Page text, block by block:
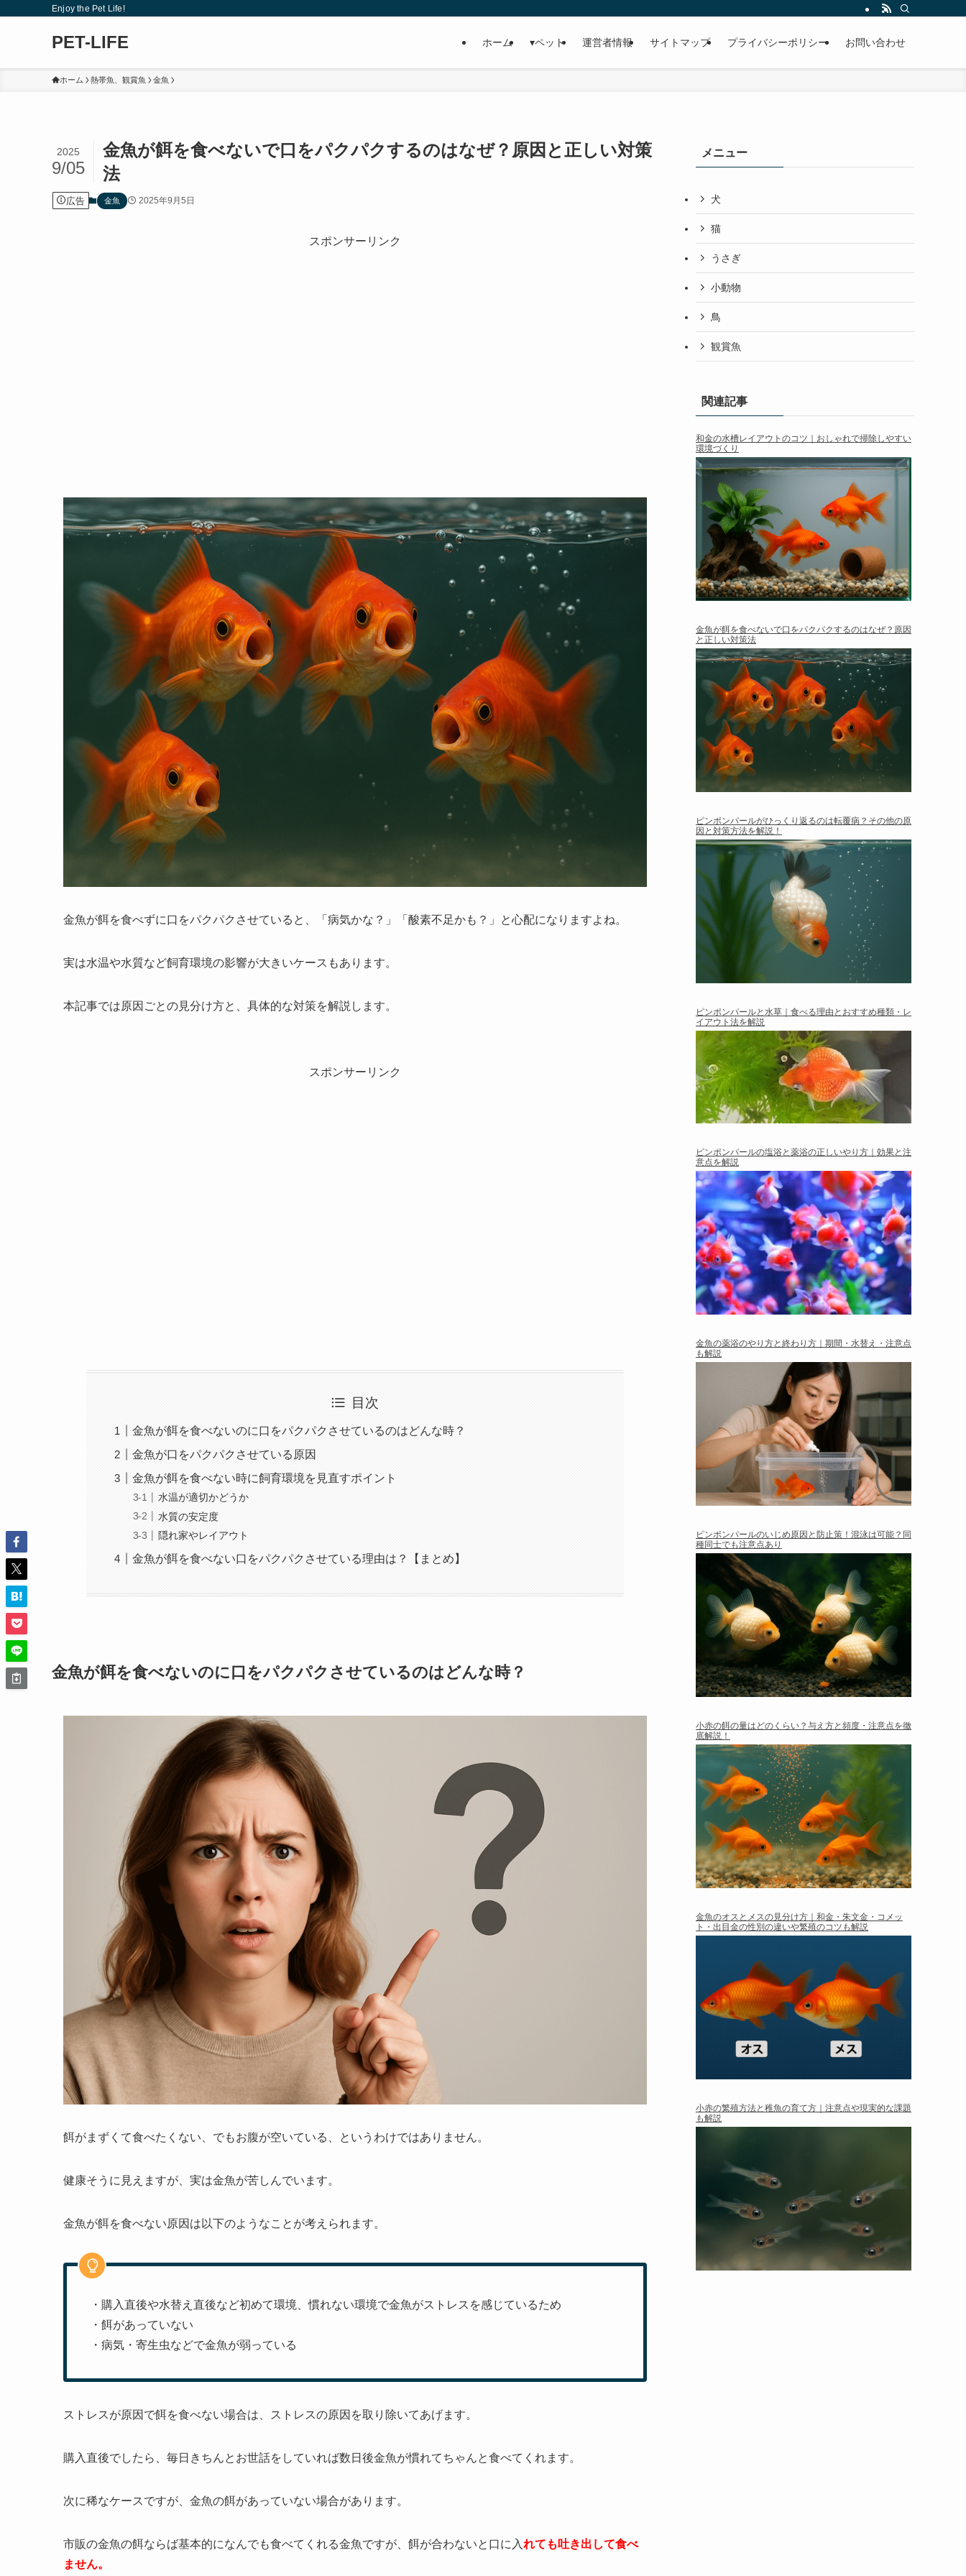
Enjoy the Pet Life!
PET-LIFE ホーム ▾ペット 運営者情報 サイトマップ プライバシーポリシー お問い合わせ
ホーム 熱帯魚、観賞魚 金魚
金魚が餌を食べないで口をパクパクするのはなぜ？原因と正しい対策
法
2025
9/05
広告 金魚 2025年9月5日
スポンサーリンク
金魚が餌を食べずに口をパクパクさせていると、「病気かな？」「酸素不足かも？」と心配になりますよね。
実は水温や水質など飼育環境の影響が大きいケースもあります。
本記事では原因ごとの見分け方と、具体的な対策を解説します。
スポンサーリンク
目次
金魚が餌を食べないのに口をパクパクさせているのはどんな時？
金魚が口をパクパクさせている原因
金魚が餌を食べない時に飼育環境を見直すポイント
水温が適切かどうか
水質の安定度
隠れ家やレイアウト
金魚が餌を食べない口をパクパクさせている理由は？【まとめ】
金魚が餌を食べないのに口をパクパクさせているのはどんな時？
餌がまずくて食べたくない、でもお腹が空いている、というわけではありません。
健康そうに見えますが、実は金魚が苦しんでいます。
金魚が餌を食べない原因は以下のようなことが考えられます。
・購入直後や水替え直後など初めて環境、慣れない環境で金魚がストレスを感じているため
・餌があっていない
・病気・寄生虫などで金魚が弱っている
ストレスが原因で餌を食べない場合は、ストレスの原因を取り除いてあげます。
購入直後でしたら、毎日きちんとお世話をしていれば数日後金魚が慣れてちゃんと食べてくれます。
次に稀なケースですが、金魚の餌があっていない場合があります。
市販の金魚の餌ならば基本的になんでも食べてくれる金魚ですが、餌が合わないと口に入れても吐き出して食べ
ません。
メニュー
犬
猫
うさぎ
小動物
鳥
観賞魚
関連記事
和金の水槽レイアウトのコツ｜おしゃれで掃除しやすい
環境づくり
金魚が餌を食べないで口をパクパクするのはなぜ？原因
と正しい対策法
ピンポンパールがひっくり返るのは転覆病？その他の原
因と対策方法を解説！
ピンポンパールと水草｜食べる理由とおすすめ種類・レ
イアウト法を解説
ピンポンパールの塩浴と薬浴の正しいやり方｜効果と注
意点を解説
金魚の薬浴のやり方と終わり方｜期間・水替え・注意点
も解説
ピンポンパールのいじめ原因と防止策！混泳は可能？同
種同士でも注意点あり
小赤の餌の量はどのくらい？与え方と頻度・注意点を徹
底解説！
金魚のオスとメスの見分け方｜和金・朱文金・コメッ
ト・出目金の性別の違いや繁殖のコツも解説
小赤の繁殖方法と稚魚の育て方｜注意点や現実的な課題
も解説